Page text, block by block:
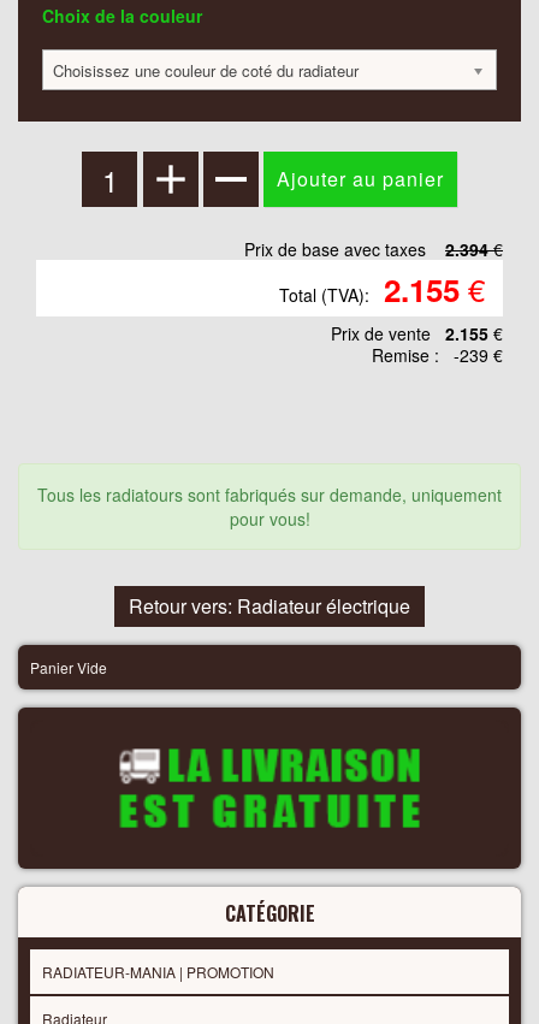
Choix de la couleur
Choisissez une couleur de coté du radiateur
Prix de base avec taxes 2.394€
Total (TVA):
2.155€
Prix ​​de vente 2.155 €
Remise :
-239 €
Tous les radiatours sont fabriqués sur demande, uniquement
pour vous!
Retour vers: Radiateur électrique
Panier Vide
CATÉGORIE
RADIATEUR-MANIA | PROMOTION
Radiateur